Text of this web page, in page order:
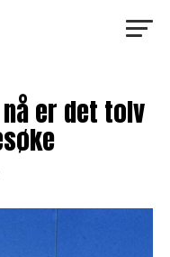
er det tolv